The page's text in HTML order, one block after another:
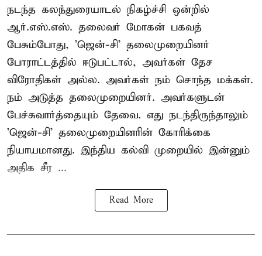
நடந்த கலந்துரையாடல் நிகழ்ச்சி ஒன்றில்
ஆர்.எஸ்.எஸ். தலைவர் மோகன் பகவத்
பேசும்போது, 'ஜென்-சி' தலைமுறையினர்
போராட்டத்தில் ஈடுபட்டால், அவர்கள் தேச
விரோதிகள் அல்ல. அவர்கள் நம் சொந்த மக்கள்.
நம் அடுத்த தலைமுறையினர். அவர்களுடன்
பேச்சுவார்த்தையும் தேவை. எது நடந்திருந்தாலும்
'ஜென்-சி' தலைமுறையினரின் கோரிக்கை
நியாயமானது. இந்திய கல்வி முறையில் இன்னும்
அதிக சீர ...
Read More